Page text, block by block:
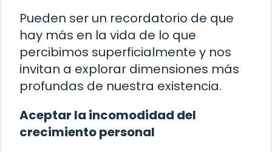
Pueden ser un recordatorio de que
hay más en la vida de lo que
percibimos superficialmente y nos
invitan a explorar dimensiones más
profundas de nuestra existencia.
Aceptar la incomodidad del
crecimiento personal